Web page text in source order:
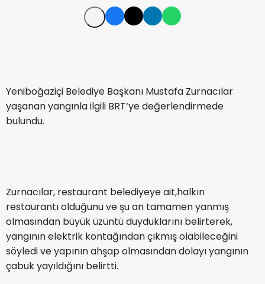
Yeniboğaziçi Belediye Başkanı Mustafa Zurnacılar
yaşanan yangınla ilgili BRT‘ye değerlendirmede
bulundu.
Zurnacılar, restaurant belediyeye ait,halkın
restaurantı olduğunu ve şu an tamamen yanmış
olmasından büyük üzüntü duyduklarını belirterek,
yangının elektrik kontağından çıkmış olabileceğini
söyledi ve yapının ahşap olmasından dolayı yangının
çabuk yayıldığını belirtti.